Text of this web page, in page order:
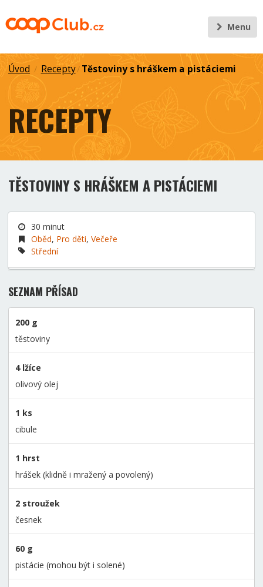
Menu
Úvod / Recepty/ Těstoviny s hráškem a pistáciemi
RECEPTY
TĚSTOVINY S HRÁŠKEM A PISTÁCIEMI
30 minut
Oběd, Pro děti, Večeře
Střední
SEZNAM PŘÍSAD
200 g
těstoviny
4 lžíce
olivový olej
1 ks
cibule
1 hrst
hrášek (klidně i mražený a povolený)
2 stroužek
česnek
60 g
pistácie (mohou být i solené)